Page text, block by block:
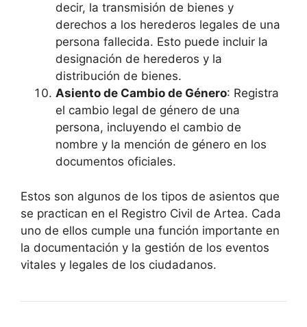
decir, la transmisión de bienes y
derechos a los herederos legales de una
persona fallecida. Esto puede incluir la
designación de herederos y la
distribución de bienes.
Asiento de Cambio de Género: Registra
el cambio legal de género de una
persona, incluyendo el cambio de
nombre y la mención de género en los
documentos oficiales.
Estos son algunos de los tipos de asientos que
se practican en el Registro Civil de Artea. Cada
uno de ellos cumple una función importante en
la documentación y la gestión de los eventos
vitales y legales de los ciudadanos.